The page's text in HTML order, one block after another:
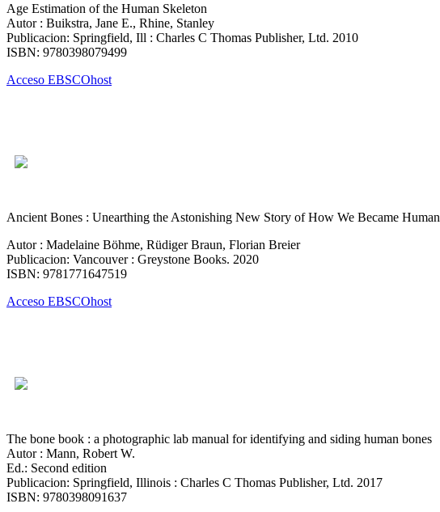
Age Estimation of the Human Skeleton
Autor : Buikstra, Jane E., Rhine, Stanley
Publicacion: Springfield, Ill : Charles C Thomas Publisher, Ltd. 2010
ISBN: 9780398079499
Acceso EBSCOhost
Ancient Bones : Unearthing the Astonishing New Story of How We Became Human
Autor : Madelaine Böhme, Rüdiger Braun, Florian Breier
Publicacion: Vancouver : Greystone Books. 2020
ISBN: 9781771647519
Acceso EBSCOhost
The bone book : a photographic lab manual for identifying and siding human bones
Autor : Mann, Robert W.
Ed.: Second edition
Publicacion: Springfield, Illinois : Charles C Thomas Publisher, Ltd. 2017
ISBN: 9780398091637